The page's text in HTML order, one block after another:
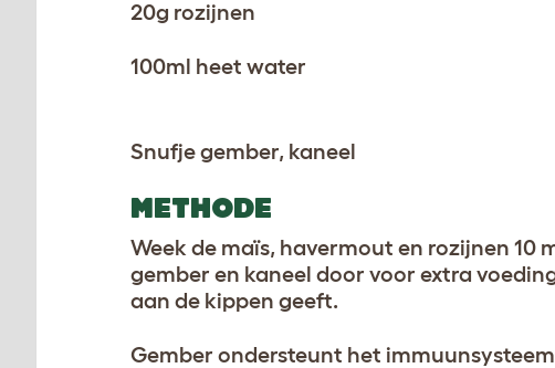
20g rozijnen
100ml heet water
Snufje gember, kaneel
METHODE
Week de maïs, havermout en rozijnen 10
gember en kaneel door voor extra
aan de kippen geeft.
Gember ondersteunt het